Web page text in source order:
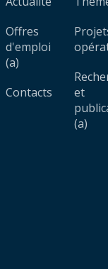
Offres
d'emploi
(a)
Contacts
et
(a)